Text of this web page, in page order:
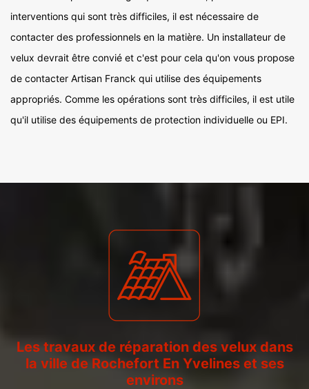
interventions qui sont très difficiles, il est nécessaire de
contacter des professionnels en la matière. Un installateur de
velux devrait être convié et c'est pour cela qu'on vous propose
de contacter Artisan Franck qui utilise des équipements
appropriés. Comme les opérations sont très difficiles, il est utile
qu'il utilise des équipements de protection individuelle ou EPI.
Les travaux de réparation des velux dans
la ville de Rochefort En Yvelines et ses
environs